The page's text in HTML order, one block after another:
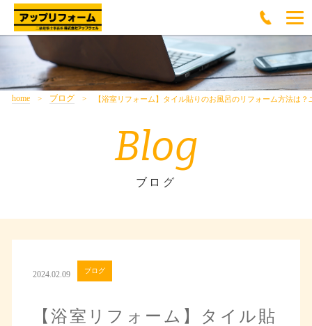
home ブログ 【浴室リフォーム】タイル貼りのお風呂のリフォーム方法は
Blog
ブログ
2024.02.09 ブログ
【浴室リフォーム】タイル貼